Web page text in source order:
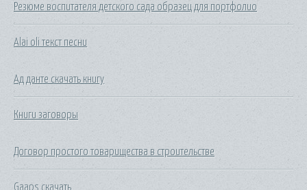
Резюме воспитателя детского сада образец для портфолио
Alai oli текст песни
Ад данте скачать книгу
Книги заговоры
Договор простого товарищества в строительстве
Gaaps скачать